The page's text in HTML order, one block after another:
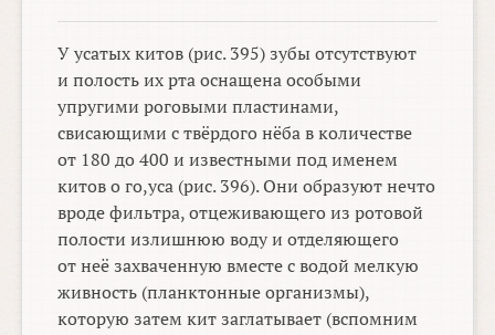
У усатых китов (рис. 395) зубы отсутствуют
и полость их рта оснащена особыми
упругими роговыми пластинами,
свисающими с твёрдого нёба в количестве
от 180 до 400 и известными под именем
китов о го,уса (рис. 396). Они образуют нечто
вроде фильтра, отцеживающего из ротовой
полости излишнюю воду и отделяющего
от неё захваченную вместе с водой мелкую
живность (планктонные организмы),
которую затем кит заглатывает (вспомним